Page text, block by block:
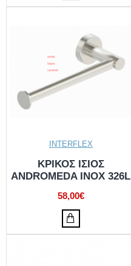
INTERFLEX
ΚΡΙΚΟΣ ΙΣΙΟΣ
ANDROMEDA INOX 326L
58,00€